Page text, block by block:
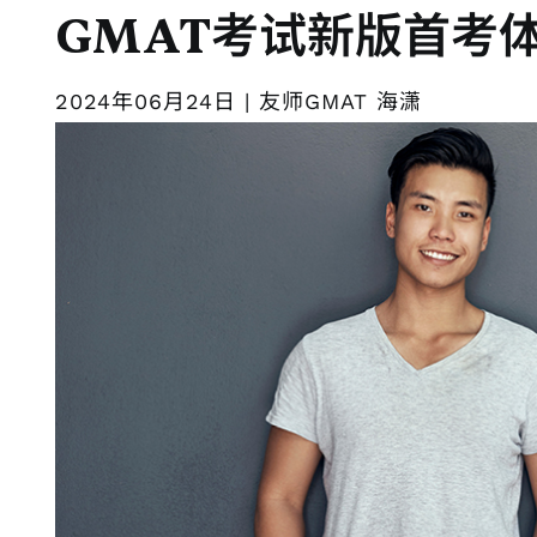
GMAT考试新版首考
2024年06月24日 | 友师GMAT 海潇